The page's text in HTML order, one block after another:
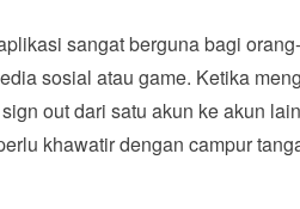
sangat berguna bagi
sosial atau game. Ketika
out dari satu akun ke akun
khawatir dengan campur